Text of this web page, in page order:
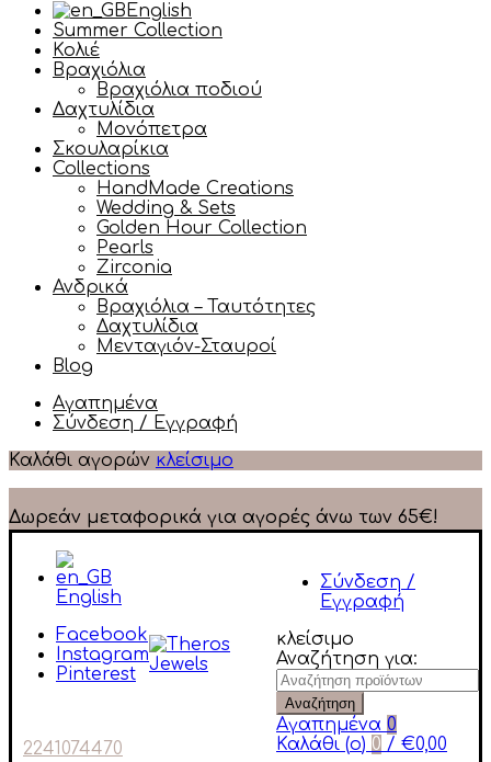
English
Summer Collection
Κολιέ
Βραχιόλια
Βραχιόλια ποδιού
Δαχτυλίδια
Μονόπετρα
Σκουλαρίκια
Collections
HandMade Creations
Wedding & Sets
Golden Hour Collection
Pearls
Zirconia
Ανδρικά
Βραχιόλια – Ταυτότητες
Δαχτυλίδια
Μενταγιόν-Σταυροί
Blog
Αγαπημένα
Σύνδεση / Εγγραφή
Καλάθι αγορών κλείσιμο
Δωρεάν μεταφορικά για αγορές άνω των 65€!
English
Facebook
Instagram
Pinterest
2241074470
Σύνδεση /
Εγγραφή
κλείσιμο
Αναζήτηση για:
Αναζήτηση
Αγαπημένα 0
Καλάθι (o) 0 / €0,00